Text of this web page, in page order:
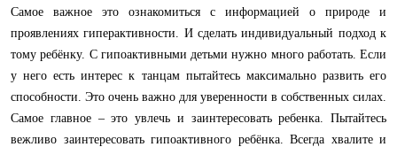
Самое важное это ознакомиться с информацией о природе и
проявлениях гиперактивности. И сделать индивидуальный подход к
тому ребёнку. С гипоактивными детьми нужно много работать. Если
у него есть интерес к танцам пытайтесь максимально развить его
способности. Это очень важно для уверенности в собственных силах.
Самое главное – это увлечь и заинтересовать ребенка. Пытайтесь
вежливо заинтересовать гипоактивного ребёнка. Всегда хвалите и